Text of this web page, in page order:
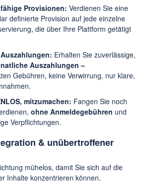
Provisionen: Verdienen Sie eine
definierte Provision auf jede einzelne
die über Ihre Plattform getätigt
Erhalten Sie zuverlässige,
Auszahlungen –
Gebühren, keine Verwirrung, nur klare,
mitzumachen: Fangen Sie noch
ohne Anmeldegebühren und
Verpflichtungen.
& unübertroffener
mühelos, damit Sie sich auf die
Inhalte konzentrieren können.